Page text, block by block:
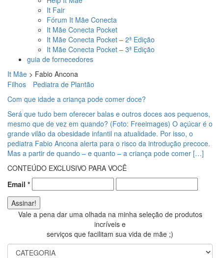
It Fair
Fórum It Mãe Conecta
It Mãe Conecta Pocket
It Mãe Conecta Pocket – 2ª Edição
It Mãe Conecta Pocket – 3ª Edição
guia de fornecedores
It Mãe > Fabio Ancona
Filhos
Pediatra de Plantão
Com que idade a criança pode comer doce?
Será que tudo bem oferecer balas e outros doces aos pequenos,
mesmo que de vez em quando? (Foto: Freeimages) O açúcar é o
grande vilão da obesidade infantil na atualidade. Por isso, o
pediatra Fabio Ancona alerta para o risco da introdução precoce.
Mas a partir de quando – e quanto – a criança pode comer […]
CONTEÚDO EXCLUSIVO PARA VOCÊ
Email *
Vale a pena dar uma olhada na minha seleção de produtos
incríveis e
serviços que facilitam sua vida de mãe ;)